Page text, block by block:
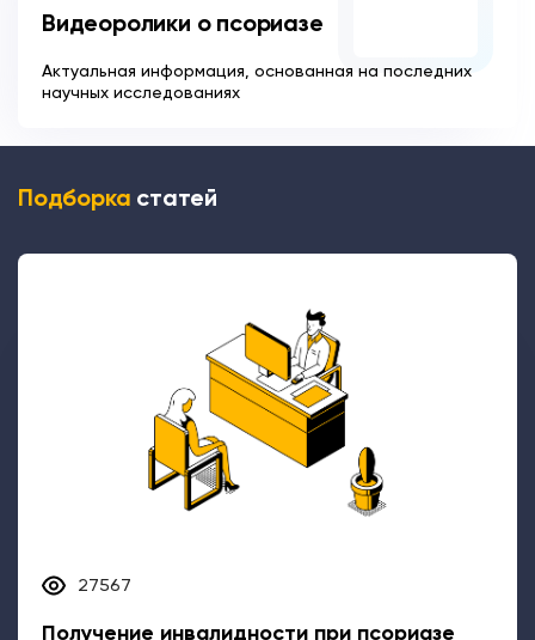
Видеоролики о псориазе
Актуальная информация, основанная на последних
научных исследованиях
Подборка статей
27567
Получение инвалидности при псориазе